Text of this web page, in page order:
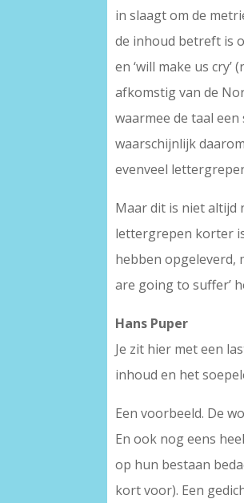
in slaagt om de
de inhoud betreft is
en ‘will make us
afkomstig van de
waarmee de taal
waarschijnlijk
evenveel
Maar dit is niet altijd
lettergrepen korter
hebben opgeleverd,
are going to suffer’
Hans Puper
Je zit hier met een
inhoud en het
Een voorbeeld. De
En ook nog eens
op hun bestaan
kort voor). Een